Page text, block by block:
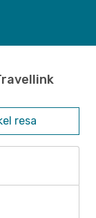
resa